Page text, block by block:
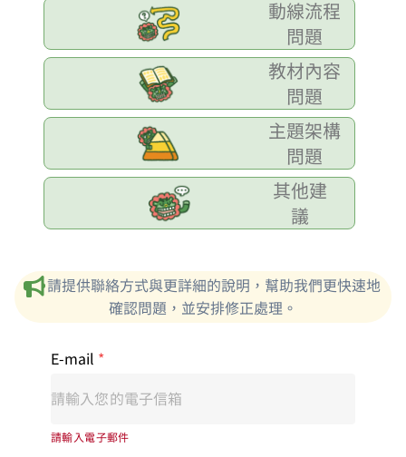
動線流程
問題
教材內容
問題
主題架構
問題
其他建
議
請提供聯絡方式與更詳細的說明，幫助我們更快速地
確認問題，並安排修正處理。
E-mail *
請輸入電子郵件